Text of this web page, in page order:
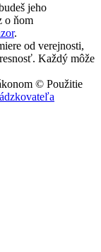
jeho
o ňom
.
od verejnosti,
Každý môže
© Použitie